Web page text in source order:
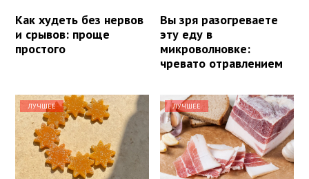
Как худеть без нервов
и срывов: проще
простого
Вы зря разогреваете
эту еду в
микроволновке:
чревато отравлением
ЛУЧШЕЕ ЛУЧШЕЕ